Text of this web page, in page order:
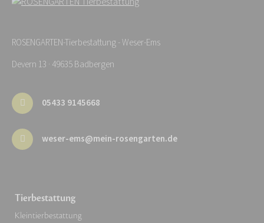
ROSENGARTEN-Tierbestattung - Weser-Ems
Devern 13 · 49635 Badbergen
05433 9145668
weser-ems@mein-rosengarten.de
Tierbestattung
Kleintierbestattung